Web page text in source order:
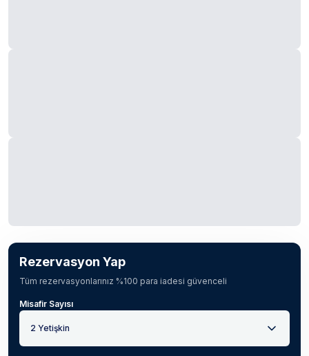
Rezervasyon Yap
Tüm rezervasyonlarınız %100 para iadesi güvenceli
Misafir Sayısı
2 Yetişkin